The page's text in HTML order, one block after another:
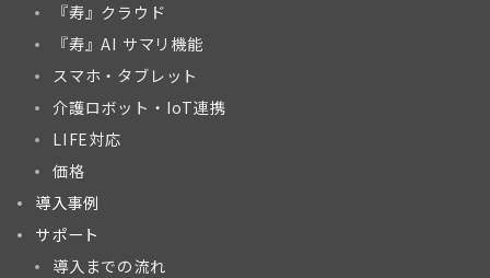
『寿』クラウド
『寿』AI サマリ機能
スマホ・タブレット
介護ロボット・IoT連携
LIFE対応
価格
導入事例
サポート
導入までの流れ